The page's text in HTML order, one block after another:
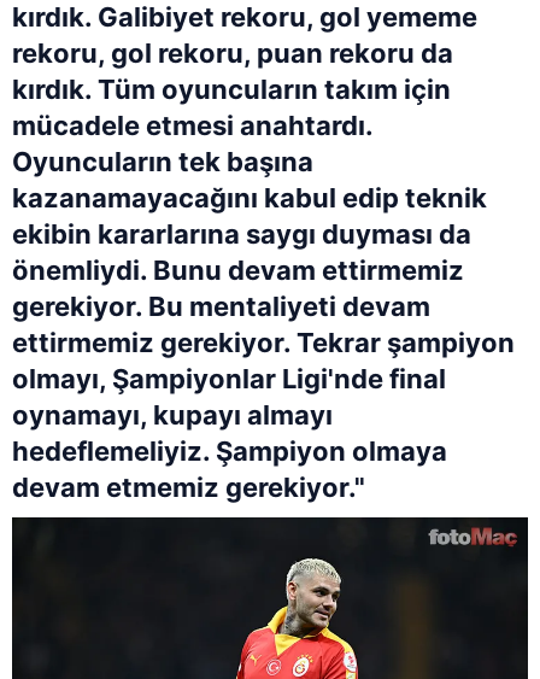
kırdık. Galibiyet rekoru, gol yememe
rekoru, gol rekoru, puan rekoru da
kırdık. Tüm oyuncuların takım için
mücadele etmesi anahtardı.
Oyuncuların tek başına
kazanamayacağını kabul edip teknik
ekibin kararlarına saygı duyması da
önemliydi. Bunu devam ettirmemiz
gerekiyor. Bu mentaliyeti devam
ettirmemiz gerekiyor. Tekrar şampiyon
olmayı, Şampiyonlar Ligi'nde final
oynamayı, kupayı almayı
hedeflemeliyiz. Şampiyon olmaya
devam etmemiz gerekiyor."